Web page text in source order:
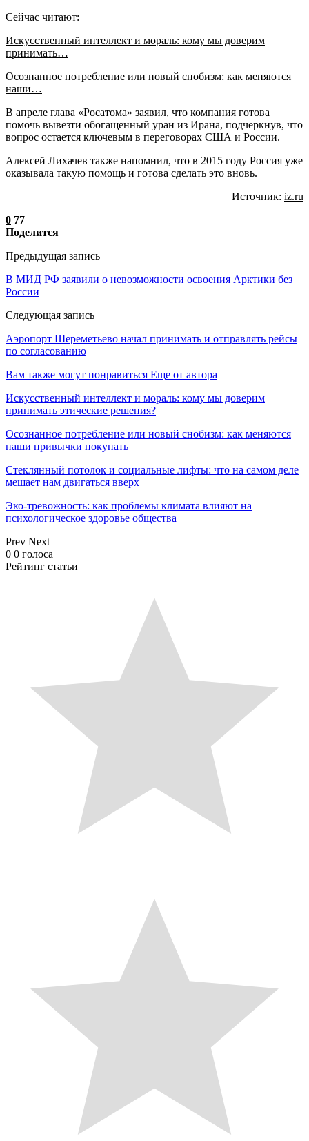
Сейчас читают:
Искусственный интеллект и мораль: кому мы доверим
принимать…
Осознанное потребление или новый снобизм: как меняются
наши…
В апреле глава «Росатома» заявил, что компания готова
помочь вывезти обогащенный уран из Ирана, подчеркнув, что
вопрос остается ключевым в переговорах США и России.
Алексей Лихачев также напомнил, что в 2015 году Россия уже
оказывала такую помощь и готова сделать это вновь.
Источник: iz.ru
0 77
Поделится
Предыдущая запись
В МИД РФ заявили о невозможности освоения Арктики без
России
Следующая запись
Аэропорт Шереметьево начал принимать и отправлять рейсы
по согласованию
Вам также могут понравиться Еще от автора
Искусственный интеллект и мораль: кому мы доверим
принимать этические решения?
Осознанное потребление или новый снобизм: как меняются
наши привычки покупать
Стеклянный потолок и социальные лифты: что на самом деле
мешает нам двигаться вверх
Эко-тревожность: как проблемы климата влияют на
психологическое здоровье общества
Prev Next
0 0 голоса
Рейтинг статьи